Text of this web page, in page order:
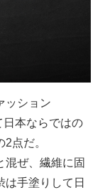
ッション
日本ならではの
点だ。
混ぜ、繊維に固
手塗りして日